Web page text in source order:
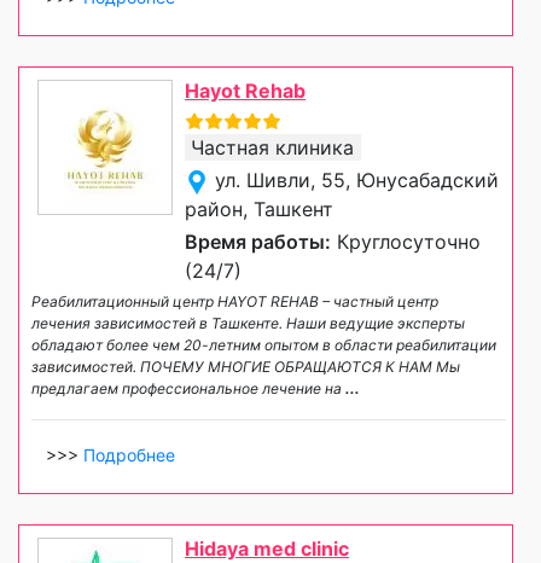
Hayot Rehab
Частная клиника
ул. Шивли, 55, Юнусабадский
район, Ташкент
Время работы: Круглосуточно
(24/7)
Реабилитационный центр HAYOT REHAB – частный центр
лечения зависимостей в Ташкенте. Наши ведущие эксперты
обладают более чем 20-летним опытом в области реабилитации
зависимостей. ПОЧЕМУ МНОГИЕ ОБРАЩАЮТСЯ К НАМ Мы
предлагаем профессиональное лечение на ...
>>> Подробнее
Hidaya med clinic